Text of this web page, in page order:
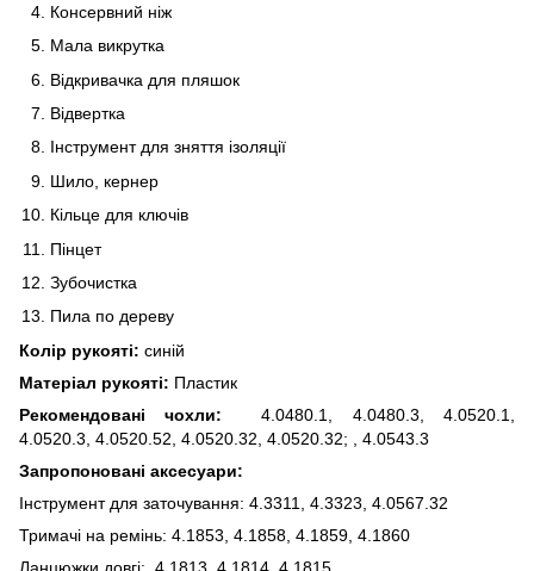
Консервний ніж
Мала викрутка
Відкривачка для пляшок
Відвертка
Інструмент для зняття ізоляції
Шило, кернер
Кільце для ключів
Пінцет
Зубочистка
Пила по дереву
Колір рукояті: синій
Матеріал рукояті: Пластик
Рекомендовані чохли: 4.0480.1, 4.0480.3, 4.0520.1,
4.0520.3, 4.0520.52, 4.0520.32, 4.0520.32; , 4.0543.3
Запропоновані аксесуари:
Інструмент для заточування: 4.3311, 4.3323, 4.0567.32
Тримачі на ремінь: 4.1853, 4.1858, 4.1859, 4.1860
Ланцюжки довгі: 4.1813, 4.1814, 4.1815